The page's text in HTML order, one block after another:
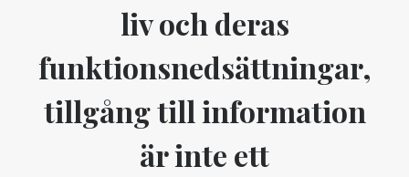
liv och deras
funktionsnedsättningar,
tillgång till information
är inte ett